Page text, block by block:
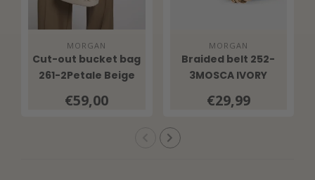
MORGAN
Cut-out bucket bag
261-2Petale Beige
€59,00
MORGAN
Braided belt 252-
3MOSCA IVORY
€29,99